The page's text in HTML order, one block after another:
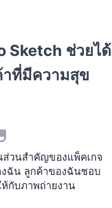
Sketch ช่วยได้
ที่มีความสุข
ส่วนสำคัญของแพ็คเกจ
ฉัน ลูกค้าของฉันชอบ
กับภาพถ่ายงาน